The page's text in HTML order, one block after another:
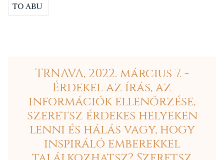
TO ABU
TRNAVA, 2022. március 7. -
Érdekel az írás, az
információk ellenőrzése,
szeretsz érdekes helyeken
lenni és hálás vagy, hogy
inspiráló emberekkel